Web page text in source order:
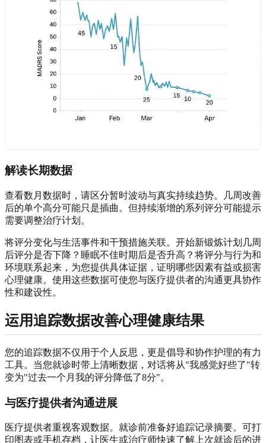
解读长期数据
查看数月数据时，请区分暂时波动与真实持续趋势。几周改善
后的单个高分可能只是插曲。但持续渐增的系列评分可能提示
需要调整治疗计划。
将评分变化与生活事件和干预措施关联。开始新锻炼计划几周
后评分是否下降？睡眠不佳时期后是否升高？将评分与行为和
环境联系起来，为您提供具体证据，证明哪些因素有益或损害
心理健康。使用这些数据可使您与医疗提供者的沟通更具协作
性和建设性。
运用追踪数据改善心理健康结果
您的追踪数据不仅用于个人反思，更是倡导和协作护理的有力
工具。当您就诊时带上清晰数据，对话将从"我感觉好些了"转
变为"过去一个月我的评分降低了8分"。
与医疗提供者沟通进展
医疗提供者重视客观数据。就诊前准备好追踪记录摘要。可打
印图表或手机存档，让医生或治疗师快速了解上次就诊后的进